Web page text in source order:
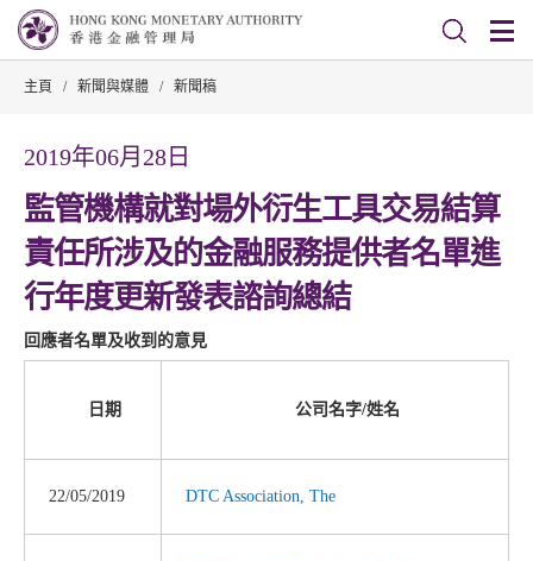
主頁 / 新聞與媒體 / 新聞稿
2019年06月28日
監管機構就對場外衍生工具交易結算
責任所涉及的金融服務提供者名單進
行年度更新發表諮詢總結
回應者名單及收到的意見
日期 公司名字/姓名
22/05/2019 DTC Association, The